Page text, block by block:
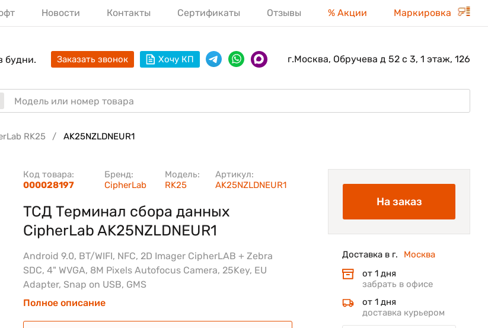
Новости Контакты Сертификаты Отзывы % Акции Маркировка
будни. Заказать звонок Хочу КП г.Москва, Обручева д 52 с 3, 1 этаж, 126
RK25 AK25NZLDNEUR1
Бренд:
CipherLab
Модель:
RK25
Код товара:
000028197
Артикул:
AK25NZLDNEUR1
ТСД Терминал сбора данных
CipherLab AK25NZLDNEUR1
Android 9.0, BT/WIFI, NFC, 2D Imager CipherLAB + Zebra
SDC, 4" WVGA, 8M Pixels Autofocus Camera, 25Key, EU
Adapter, Snap on USB, GMS
Полное описание
На заказ
Доставка в г.
Москва
от 1 дня
забрать в офисе
от 1 дня
доставка курьером